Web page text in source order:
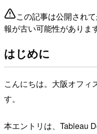
この記事は公開され
報が古い可能性がありま
はじめに
こんにちは。大阪オフィ
す。
本エントリは、Tableau